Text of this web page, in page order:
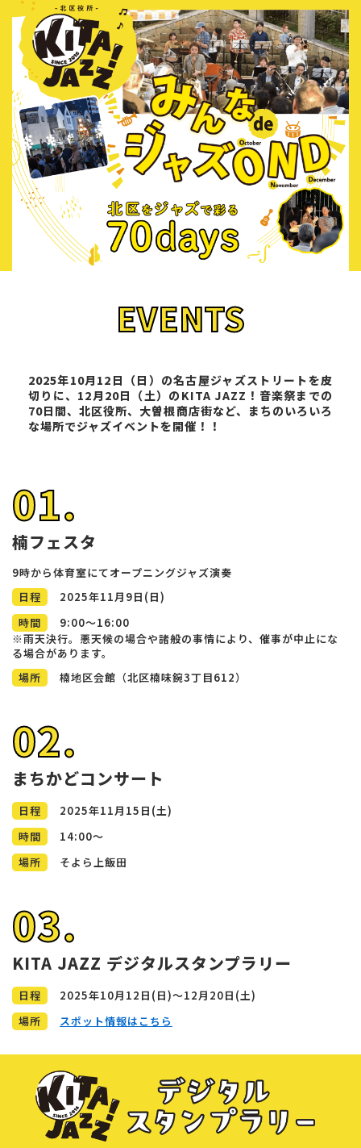
EVENTS
2025年10月12日（日）の名古屋ジャズストリートを皮
切りに、12月20日（土）のKITA JAZZ！音楽祭までの
70日間、北区役所、大曽根商店街など、まちのいろいろ
な場所でジャズイベントを開催！！
01.
楠フェスタ
9時から体育室にてオープニングジャズ演奏
日程
2025年11月9日(日)
時間
9:00～16:00
※雨天決行。悪天候の場合や諸般の事情により、催事が中止にな
る場合があります。
場所
楠地区会館（北区楠味鋺3丁目612）
02.
まちかどコンサート
日程
2025年11月15日(土)
時間
14:00～
場所
そよら上飯田
03.
KITA JAZZ デジタルスタンプラリー
日程
2025年10月12日(日)～12月20日(土)
場所
スポット情報はこちら